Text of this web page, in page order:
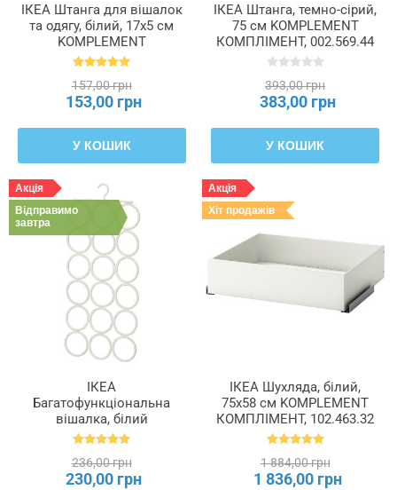
ІКЕА Штанга для вішалок
та одягу, білий, 17x5 см
KOMPLEMENT
КОМПЛІМЕНТ, 702.569.31
157,00 грн
153,00 грн
У КОШИК
ІКЕА Штанга, темно-сірий,
75 см KOMPLEMENT
КОМПЛІМЕНТ, 002.569.44
393,00 грн
383,00 грн
У КОШИК
Акція
Відправимо
завтра
ІКЕА
Багатофункціональна
вішалка, білий
KOMPLEMENT
236,00 грн
230,00 грн
Акція
Хіт продажів
ІКЕА Шухляда, білий,
75x58 см KOMPLEMENT
КОМПЛІМЕНТ, 102.463.32
1 884,00 грн
1 836,00 грн